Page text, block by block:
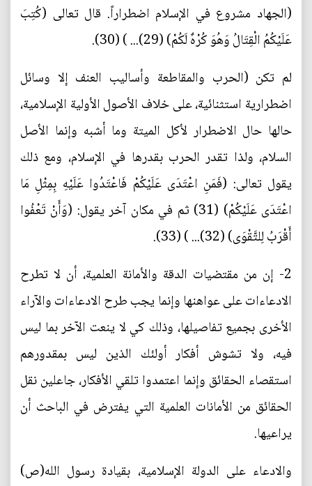
(الجهاد مشروع في الإسلام اضطراراً. قال تعالى (كُتِبَ
عَلَيْكُمُ الْقِتَالُ وَهُوَ كُرْهٌ لَكُمْ) (29)... ) (30).
لم تكن (الحرب والمقاطعة وأساليب العنف إلا وسائل
اضطرارية استثنائية، على خلاف الأصول الأولية الإسلامية،
حالها حال الاضطرار لأكل الميتة وما أشبه وإنما الأصل
السلام، ولذا تقدر الحرب بقدرها في الإسلام، ومع ذلك
يقول تعالى: (فَمَنِ اعْتَدَى عَلَيْكُمْ فَاعْتَدُوا عَلَيْهِ بِمِثْلِ مَا
اعْتَدَى عَلَيْكُمْ) (31) ثم في مكان آخر يقول: (وَأَنْ تَعْفُوا
أَقْرَبُ لِلتَّقْوَى) (32)... ) (33).
2- إن من مقتضيات الدقة والأمانة العلمية، أن لا تطرح
الادعاءات على عواهنها وإنما يجب طرح الادعاءات والآراء
الأخرى بجميع تفاصيلها، وذلك كي لا ينعت الآخر بما ليس
فيه، ولا تشوش أفكار أولئك الذين ليس بمقدورهم
استقصاء الحقائق وإنما اعتمدوا تلقي الأفكار، جاعلين نقل
الحقائق من الأمانات العلمية التي يفترض في الباحث أن
يراعيها.
والادعاء على الدولة الإسلامية، بقيادة رسول الله(ص)